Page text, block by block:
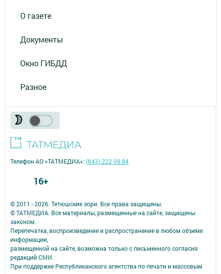
О газете
Документы
Окно ГИБДД
Разное
© 2011 - 2026. Тетюшские зори. Все права защищены.
© ТАТМЕДИА. Все материалы, размещенные на сайте, защищены
законом.
Перепечатка, воспроизведение и распространение в любом объеме
информации,
размещенной на сайте, возможна только с письменного согласия
редакций СМИ.
При поддержке Республиканского агентства по печати и массовым
Телефон АО «ТАТМЕДИА»:(843) 222 09 84
16+